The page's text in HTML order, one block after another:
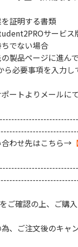
証明する書類
サービス
でない場合
品ページに進ん
ら必要事項を入力し
トよりメールに
わせ先はこちら→
ご確認の上、ご購
、ご注文後のキャ